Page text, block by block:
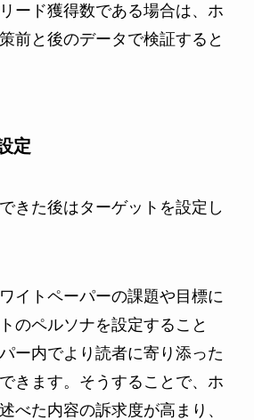
ード獲得数である場合は、ホ
前と後のデータで検証すると
定
きた後はターゲットを設定し
イトペーパーの課題や目標に
のペルソナを設定すること
ー内でより読者に寄り添った
きます。そうすることで、ホ
べた内容の訴求度が高まり、